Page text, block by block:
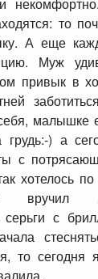
то
А еще
Муж
привык в
) а
с
хотелось
вручил …
серьги с
то